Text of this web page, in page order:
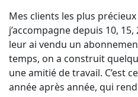
Mes clients les plus
j’accompagne depuis 10,
leur ai vendu un
temps, on a construit
une amitié de travail. C’est
année après année, qui